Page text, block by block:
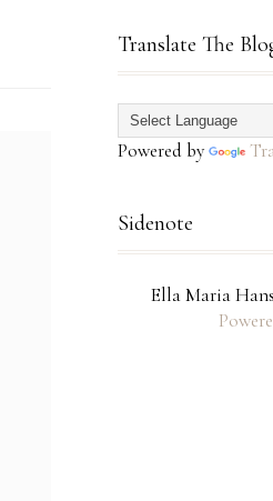
Translate The
Powered by
Sidenote
Ella Maria